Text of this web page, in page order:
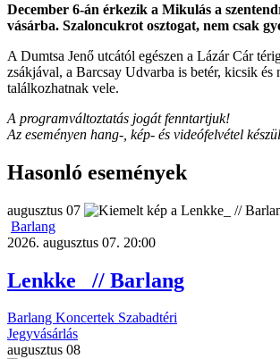
December 6-án érkezik a Mikulás a
vásárba. Szaloncukrot osztogat, nem csak
A Dumtsa Jenő utcától egészen a Lázár Cár
zsákjával, a Barcsay Udvarba is betér, kicsik és
találkozhatnak vele.
A programváltoztatás jogát fenntartjuk!
Az eseményen hang-, kép- és videófelvétel
Hasonló események
augusztus 07
Barlang
2026. augusztus 07. 20:00
Lenkke_ // Barlang
Barlang Koncertek Szabadtéri
Jegyvásárlás
augusztus 08